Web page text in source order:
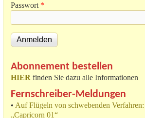
Passwort *
Abonnement bestellen
HIER finden Sie dazu alle Informationen
Fernschreiber-Meldungen
• Auf Flügeln von schwebenden Verfahren:
„Capricorn 01“